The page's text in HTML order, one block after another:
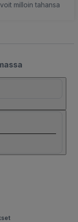
milloin tahansa